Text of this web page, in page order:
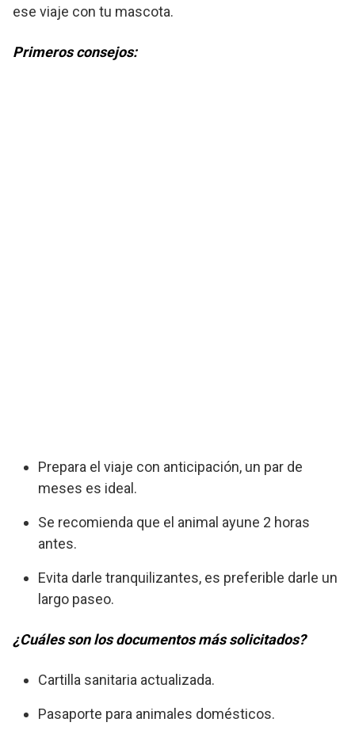
ese viaje con tu mascota.
Primeros consejos:
Prepara el viaje con anticipación, un par de
meses es ideal.
Se recomienda que el animal ayune 2 horas
antes.
Evita darle tranquilizantes, es preferible darle un
largo paseo.
¿Cuáles son los documentos más solicitados?
Cartilla sanitaria actualizada.
Pasaporte para animales domésticos.